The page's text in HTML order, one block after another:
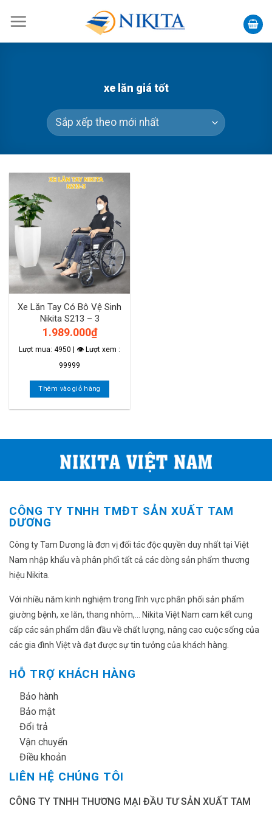
xe lăn giá tốt
Xe Lăn Tay Có Bô Vệ Sinh
Nikita S213 – 3
1.989.000₫
Lượt mua: 4950 | 👁 Lượt xem :
99999
Thêm vào giỏ hàng
CÔNG TY TNHH TMĐT SẢN XUẤT TAM
DƯƠNG
Công ty Tam Dương là đơn vị đối tác độc quyền duy nhất tại Việt
Nam nhập khẩu và phân phối tất cả các dòng sản phẩm thương
hiệu Nikita.
Với nhiều năm kinh nghiệm trong lĩnh vực phân phối sản phẩm
giường bệnh, xe lăn, thang nhôm,... Nikita Việt Nam cam kết cung
cấp các sản phẩm dẫn đầu về chất lượng, nâng cao cuộc sống của
các gia đình Việt và đạt được sự tin tưởng của khách hàng.
HỖ TRỢ KHÁCH HÀNG
Bảo hành
Bảo mật
Đổi trả
Vận chuyển
Điều khoản
LIÊN HỆ CHÚNG TÔI
CÔNG TY TNHH THƯƠNG MẠI ĐẦU TƯ SẢN XUẤT TAM